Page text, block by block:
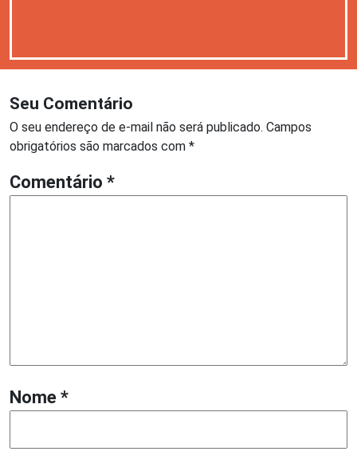
Seu Comentário
O seu endereço de e-mail não será publicado. Campos
obrigatórios são marcados com *
Comentário *
Nome *